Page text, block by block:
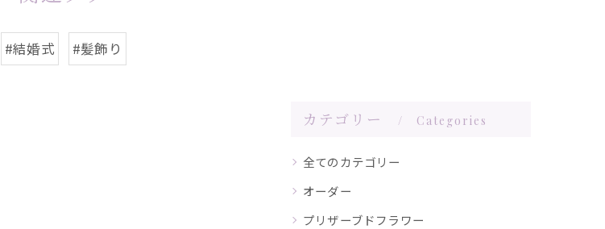
#結婚式 #髪飾り
カテゴリー Categories
全てのカテゴリー
オーダー
プリザーブドフラワー